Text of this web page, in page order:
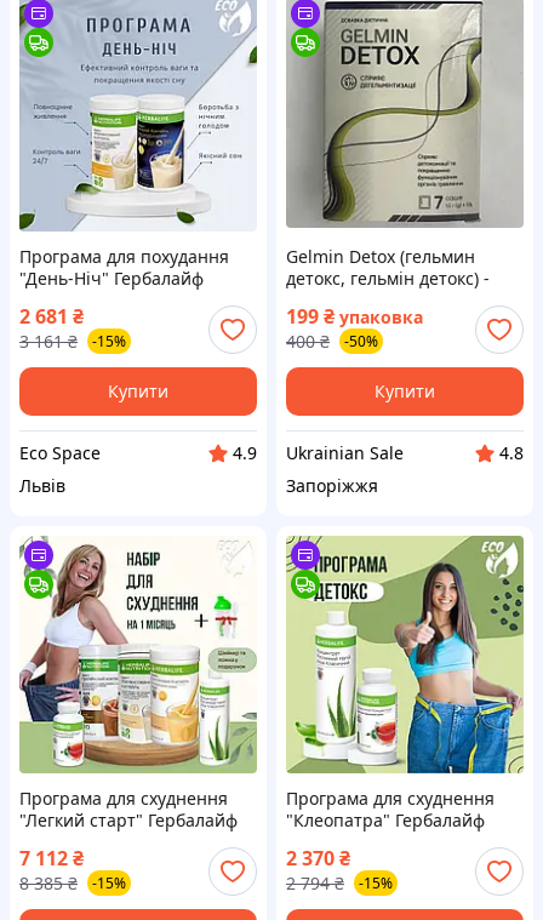
Програма для похудання
"День-Ніч" Гербалайф
вечірній коктейль протеїн
бади жироспалювачі детокс
препарати таблетки
капсули засоби
2 681 ₴
3 161 ₴ -15%
Купити
Eco Space
4.9
Львів
Gelmin Detox (гельмин
детокс, гельмін детокс) -
препарат від паразитів та
токсичних речовин, 7 саше
199₴ упаковка
400 ₴ -50%
Купити
Ukrainian Sale
4.8
Запоріжжя
Програма для схуднення
"Легкий старт" Гербалайф
жироспалювачі детокс бади
препарати + Шейкер ложка
подарунок
7 112₴
8 385 ₴ -15%
Програма для схуднення
"Клеопатра" Гербалайф
препарати жироспалювач
коктейлі протеїнові детокс
бади таблетки протеїн
капсули
2 370₴
2 794 ₴ -15%